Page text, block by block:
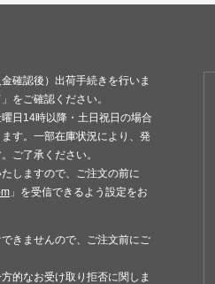
確認後）出荷手続きを行いま
をご確認ください。
日14時以降・土日祝日の場合
す。一部在庫状況により、発
ご了承ください。
しますので、ご注文の前に
」を受信できるよう設定をお
きませんので、ご注文前にご
的なお受け取り拒否に関しま